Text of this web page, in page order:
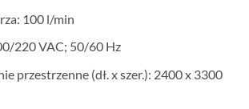
100 l/min
220 VAC; 50/60 Hz
przestrzenne (dł. x szer.): 2400 x 3300